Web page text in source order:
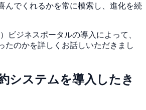
んでくれるかを常に模索し、進化を続
ビジネスポータルの導入によって、
たのかを詳しくお話しいただきまし
システムを導入したき